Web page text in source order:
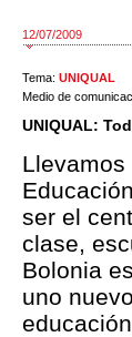
12/07/2009
Tema: UNIQUAL
Medio de
UNIQUAL:
ser el
clase,
Bolonia
uno